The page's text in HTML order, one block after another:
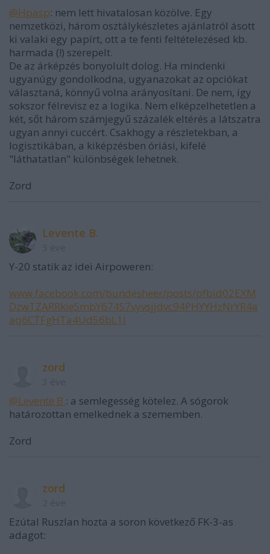
@Hpasp: nem lett hivatalosan közölve. Egy
nemzetközi, három osztálykészletes ajánlatról ásott
ki valaki egy papírt, ott a te fenti feltételezésed kb.
harmada (!) szerepelt.
De az árképzés bonyolult dolog. Ha mindenki
ugyanúgy gondolkodna, ugyanazokat az opciókat
választaná, könnyű volna arányosítani. De nem, így
sokszor félrevisz ez a logika. Nem elképzelhetetlen a
két, sőt három számjegyű százalék eltérés a látszatra
ugyan annyi cuccért. Csakhogy a részletekban, a
logisztikában, a kiképzésben óriási, kifelé
"láthatatlan" különbségek lehetnek.
Zord
Levente B.
Y-20 statik az idei Airpoweren:
www.facebook.com/bundesheer/posts/pfbid02EXM
DzwTZARRkieSmbY674S7vyvsjjdvc94PHYYHzNrYR4a
aq6CTFgHTa4Ud56bL1l
zord
@Levente B.: a semlegesség kötelez. A sógorok
határozottan emelkednek a szememben.
Zord
zord
Ezútal Ruszlan hozta a soron következő FK-3-as
adagot: